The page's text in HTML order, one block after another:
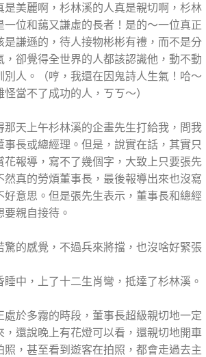
是美麗啊，杉林溪的人真是親切啊，杉林
一位和藹又謙虛的長者！是的～一位真正
是謙遜的，待人接物彬彬有禮，而不是分
，卻覺得全世界的人都該認識他，動不動
別人。（哼，我還在因鬼詩人生氣！哈～
當不了成功的人，ㄎㄎ～）
那天上午杉林溪的企畫先生打給我，問我
事長或總經理。但是，說實在話，其實只
花報導，寫不了幾個字，大致上只要張先
然真的勞煩董事長，最後報導出來也沒寫
好意思。但是張先生表示，董事長和總經
親自接待。
驚的感覺，不過兵來將擋，也沒啥好緊張
睡中，上了十二生肖彎，抵達了杉林溪。
處於多霧的時段，董事長超級親切地一定
，還說晚上有花燈可以看，還親切地開車
照，甚至看到遊客在拍照，都會走過去主